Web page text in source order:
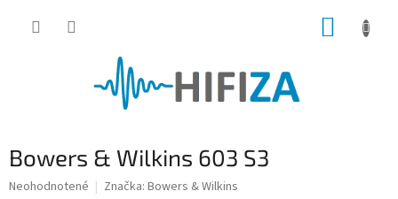
Bowers & Wilkins 603 S3
Priemerné
Neohodnotené Značka: Bowers & Wilkins